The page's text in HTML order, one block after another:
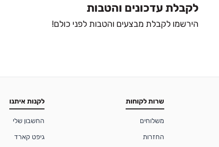
לקבלת עדכונים והטבות
הירשמו לקבלת מבצעים והטבות לפני כולם!
שרות לקוחות
משלוחים
החזרות
לקנות איתנו
החשבון שלי
גיפט קארד